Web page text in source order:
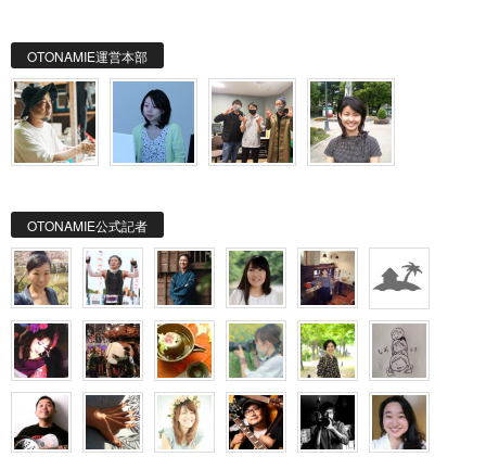
OTONAMIE運営本部
OTONAMIE公式記者